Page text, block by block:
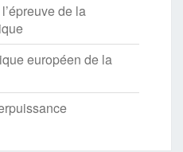
de la
européen de la